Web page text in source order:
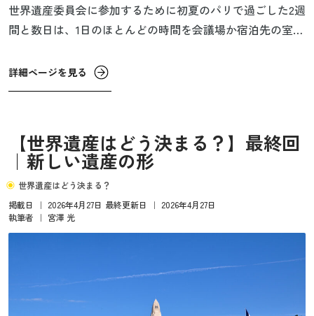
世界遺産委員会に参加するために初夏のパリで過ごした2週
間と数日は、1日のほとんどの時間を会議場か宿泊先の室内
や街並みの懐かしさ、そして疲労や緊張と退屈の混ざり合
った、海外で過ごす日々の要素が短い期間にぎゅっと濃縮
詳細ページを見る
【世界遺産はどう決まる？】最終回
｜新しい遺産の形
世界遺産はどう決まる？
掲載日
｜ 2026年4月27日 最終更新日 ｜ 2026年4月27日
執筆者
｜ 宮澤 光